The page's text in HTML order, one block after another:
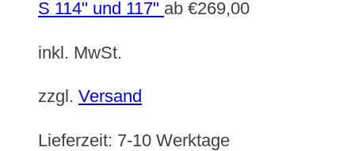
S 114" und 117" ab €269,00
inkl. MwSt.
zzgl. Versand
Lieferzeit: 7-10 Werktage